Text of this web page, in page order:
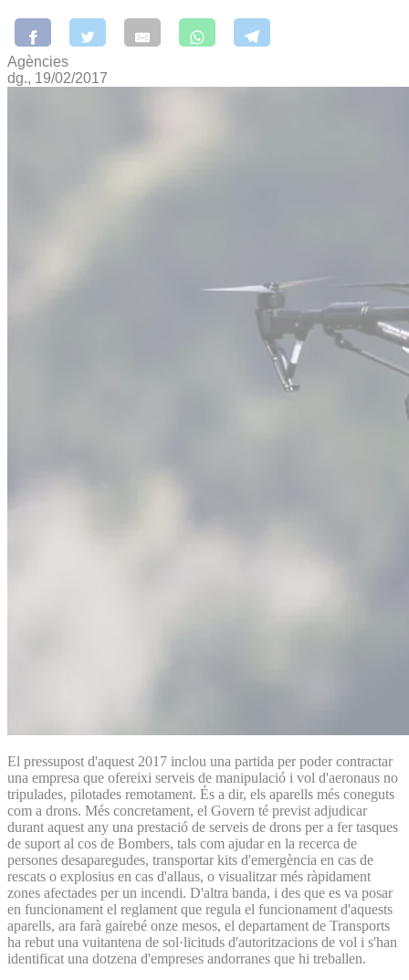
Agències
dg., 19/02/2017
El pressupost d'aquest 2017 inclou una partida per poder contractar
una empresa que ofereixi serveis de manipulació i vol d'aeronaus no
tripulades, pilotades remotament. És a dir, els aparells més coneguts
com a drons. Més concretament, el Govern té previst adjudicar
durant aquest any una prestació de serveis de drons per a fer tasques
de suport al cos de Bombers, tals com ajudar en la recerca de
persones desaparegudes, transportar kits d'emergència en cas de
rescats o explosius en cas d'allaus, o visualitzar més ràpidament
zones afectades per un incendi. D'altra banda, i des que es va posar
en funcionament el reglament que regula el funcionament d'aquests
aparells, ara farà gairebé onze mesos, el departament de Transports
ha rebut una vuitantena de sol·licituds d'autoritzacions de vol i s'han
identificat una dotzena d'empreses andorranes que hi treballen.